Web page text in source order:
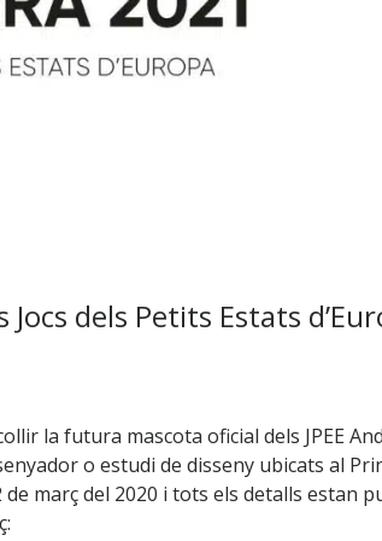
dels Petits Estats
la futura mascota oficial dels JPEE
o estudi de disseny ubicats al
març del 2020 i tots els detalls estan